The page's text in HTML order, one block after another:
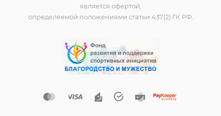
является офертой,
определяемой положениями статьи 437(2) ГК РФ.